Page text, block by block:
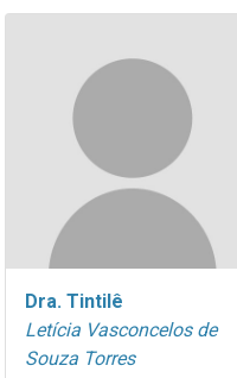
Dra. Tintilê
Letícia Vasconcelos de
Souza Torres